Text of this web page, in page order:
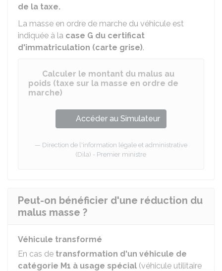
de la taxe.
La masse en ordre de marche du véhicule est
indiquée à la case G du certificat
d'immatriculation (carte grise).
Calculer le montant du malus au
poids (taxe sur la masse en ordre de
marche)
Accéder au Simulateur
Direction de l'information légale et administrative
(Dila) - Premier ministre
Peut-on bénéficier d'une réduction du
malus masse ?
Véhicule transformé
En cas de transformation d'un véhicule de
catégorie M1 à usage spécial (véhicule utilitaire